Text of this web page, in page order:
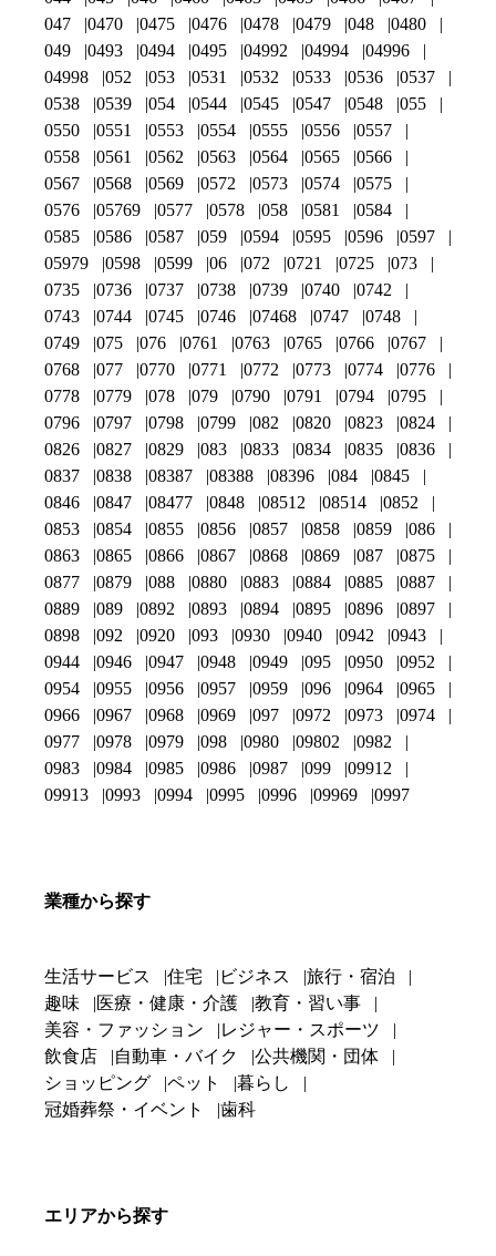
047
0470 0475 0476 0478 0479 048
0480
049
0493 0494 0495 04992 04994
04996
04998
052 053 0531 0532 0533 0536
0537
0538
0539 054 0544 0545 0547 0548
055
0550
0551 0553 0554 0555 0556
0557
0558
0561 0562 0563 0564 0565
0566
0567
0568 0569 0572 0573 0574
0575
0576
05769 0577 0578 058 0581
0584
0585
0586 0587 059 0594 0595 0596
0597
05979
0598 0599 06 072 0721 0725
073
0735
0736 0737 0738 0739 0740
0742
0743
0744 0745 0746 07468 0747
0748
0749
075 076 0761 0763 0765 0766
0767
0768
077 0770 0771 0772 0773 0774
0776
0778
0779 078 079 0790 0791 0794
0795
0796
0797 0798 0799 082 0820 0823
0824
0826
0827 0829 083 0833 0834 0835
0836
0837
0838 08387 08388 08396 084
0845
0846
0847 08477 0848 08512 08514
0852
0853
0854 0855 0856 0857 0858 0859
086
0863
0865 0866 0867 0868 0869 087
0875
0877
0879 088 0880 0883 0884 0885
0887
0889
089 0892 0893 0894 0895 0896
0897
0898
092 0920 093 0930 0940 0942
0943
0944
0946 0947 0948 0949 095 0950
0952
0954
0955 0956 0957 0959 096 0964
0965
0966
0967 0968 0969 097 0972 0973
0974
0977
0978 0979 098 0980 09802
0982
0983
0984 0985 0986 0987 099
09912
09913
0993 0994 0995 0996 09969 0997
業種から探す
生活サービス 住宅 ビジネス
旅行・宿泊
趣味
医療・健康・介護
教育・習い事
美容・ファッション
レジャー・スポーツ
飲食店
自動車・バイク
公共機関・団体
ショッピング
ペット
暮らし
冠婚葬祭・イベント
歯科
エリアから探す